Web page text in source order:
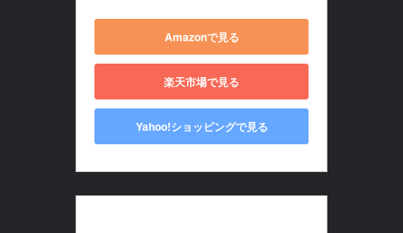
Amazonで見る
楽天市場で見る
Yahoo!ショッピングで見る